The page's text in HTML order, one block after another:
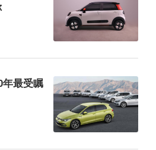
全新第三代荣威RX5将会
力出行伙伴，更有全新第
前程似锦。
年最受瞩